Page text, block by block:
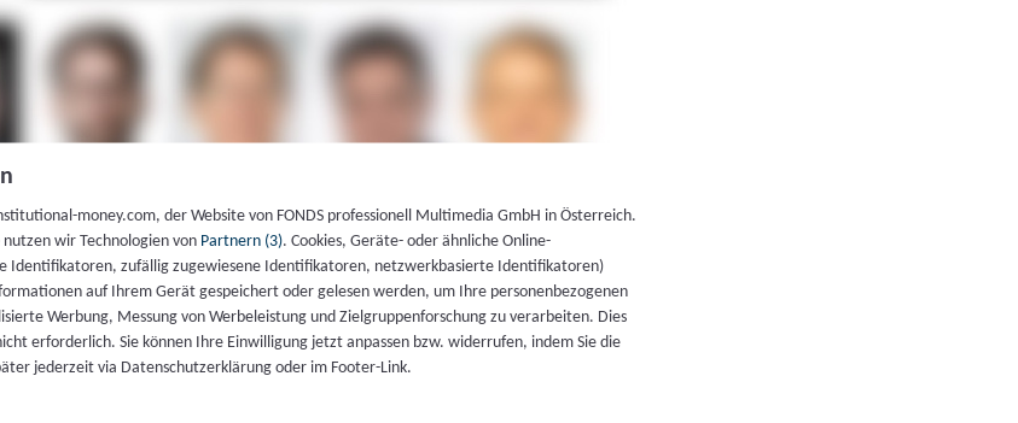
money.com, der Website von FONDS professionell Multimedia GmbH in Österreich.
wir Technologien von Partnern (3). Cookies, Geräte- oder ähnliche Online-
Identifikatoren, zufällig zugewiesene Identifikatoren, netzwerkbasierte Identifikatoren)
auf Ihrem Gerät gespeichert oder gelesen werden, um Ihre personenbezogenen
Werbung, Messung von Werbeleistung und Zielgruppenforschung zu verarbeiten. Dies
erforderlich. Sie können Ihre Einwilligung jetzt anpassen bzw. widerrufen, indem Sie die
jederzeit via Datenschutzerklärung oder im Footer-Link.